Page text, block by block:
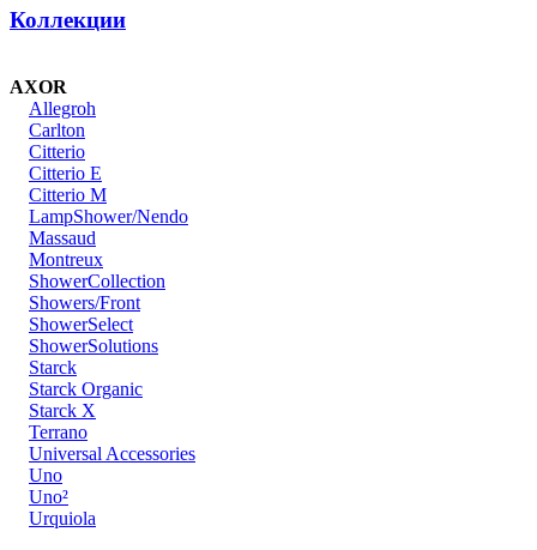
Коллекции
AXOR
Allegroh
Carlton
Citterio
Citterio E
Citterio M
LampShower/Nendo
Massaud
Montreux
ShowerCollection
Showers/Front
ShowerSelect
ShowerSolutions
Starck
Starck Organic
Starck X
Terrano
Universal Accessories
Uno
Uno²
Urquiola